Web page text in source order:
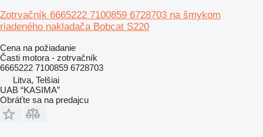
Zotrvačník 6665222 7100859 6728703 na šmykom
riadeného nakladača Bobcat S220
Cena na požiadanie
Časti motora - zotrvačník
6665222 7100859 6728703
Litva, Telšiai
UAB “KASIMA”
Obráťte sa na predajcu